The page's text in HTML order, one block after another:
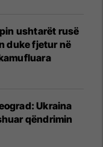
ushtarët rusë
duke fjetur në
Ukraina
qëndrimin